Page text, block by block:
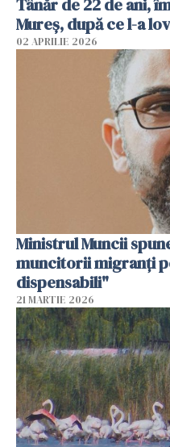
Tânăr de 22 de ani,
Mureș, după ce l-a
02 APRILIE 2026
Ministrul Muncii
muncitorii migranți
dispensabili"
21 MARTIE 2026